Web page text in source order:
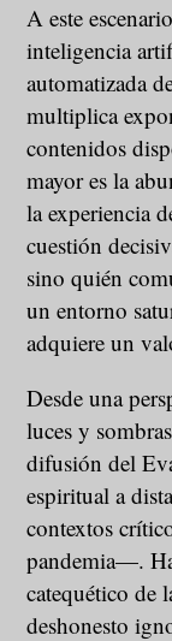
A este
inteligencia
automatizada
multiplica
contenidos
mayor es la
la experiencia
cuestión
sino quién
un entorno
adquiere un
Desde una
luces y
difusión del
espiritual a
contextos
pandemia—.
catequético de
deshonesto